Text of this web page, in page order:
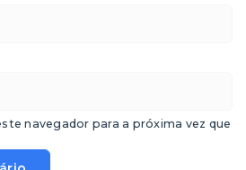
navegador para a próxima vez que